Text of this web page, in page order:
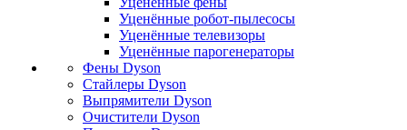
Уценённые робот-пылесосы
Уценённые телевизоры
Уценённые парогенераторы
Фены Dyson
Стайлеры Dyson
Выпрямители Dyson
Очистители Dyson